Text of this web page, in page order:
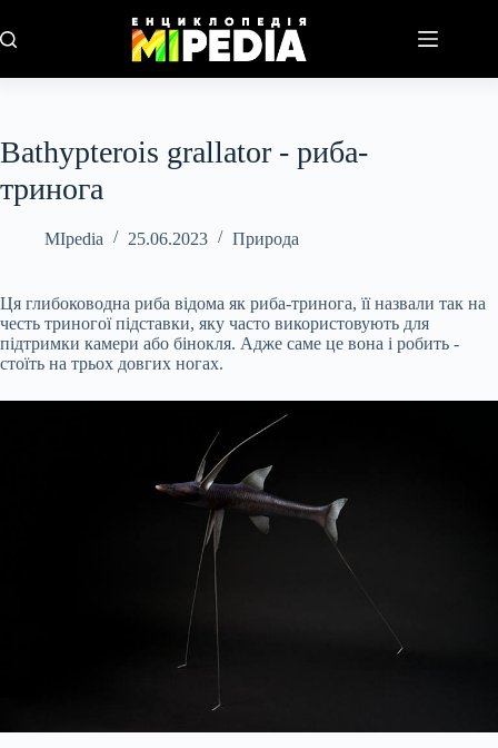
до
вмісту
Bathypterois grallator - риба-
тринога
MIpedia 25.06.2023 Природа
Ця глибоководна риба відома як риба-тринога, її назвали так на
честь триногої підставки, яку часто використовують для
підтримки камери або бінокля. Адже саме це вона і робить -
стоїть на трьох довгих ногах.